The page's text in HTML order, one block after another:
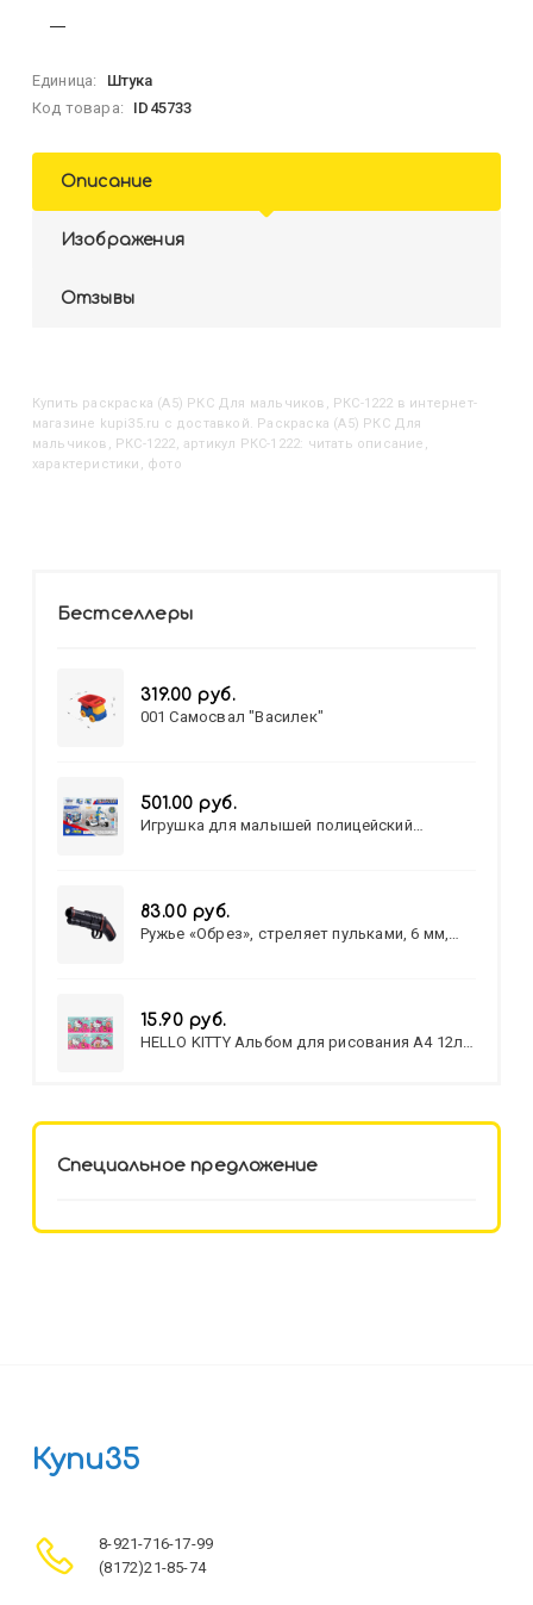
Единица:
Штука
Код товара:
ID45733
Описание
Изображения
Отзывы
Купить Раскраска (А5) РКС Для мальчиков, РКС-1222 в интернет-
магазине kupi35.ru с доставкой. Раскраска (А5) РКС Для
мальчиков, РКС-1222, артикул РКС-1222: читать описание,
характеристики, фото
Бестселлеры
319.00 руб.
001 Самосвал "Василек"
501.00 руб.
Игрушка для малышей полицейский
83.00 руб.
Ружье «Обрез», стреляет пульками, 6 мм,
15.90 руб.
HELLO KITTY Альбом для рисования А4 12л.
Специальное предложение
Купи35
8-921-716-17-99
(8172)21-85-74